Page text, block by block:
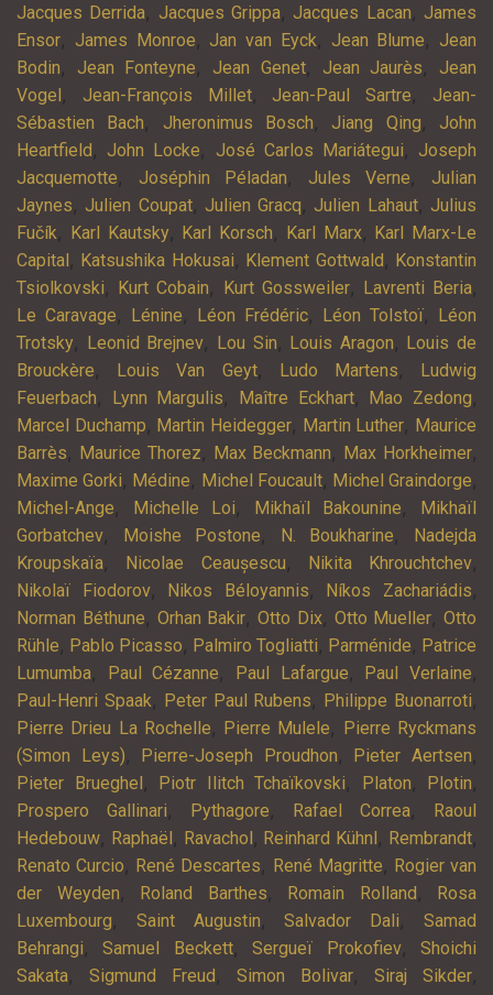
Jacques Derrida, Jacques Grippa, Jacques Lacan, James
Ensor, James Monroe, Jan van Eyck, Jean Blume, Jean
Bodin, Jean Fonteyne, Jean Genet, Jean Jaurès, Jean
Vogel , Jean-François Millet, Jean-Paul Sartre, Jean-
Sébastien Bach, Jheronimus Bosch, Jiang Qing, John
Heartfield , John Locke, José Carlos Mariátegui, Joseph
Jacquemotte, Joséphin Péladan, Jules Verne, Julian
Jaynes, Julien Coupat, Julien Gracq, Julien Lahaut, Julius
Fučík, Karl Kautsky, Karl Korsch, Karl Marx, Karl Marx-Le
Capital , Katsushika Hokusai, Klement Gottwald , Konstantin
Tsiolkovski, Kurt Cobain, Kurt Gossweiler, Lavrenti Beria,
Le Caravage, Lénine, Léon Frédéric, Léon Tolstoï,
Léon
Trotsky, Leonid Brejnev, Lou Sin, Louis Aragon, Louis de
Brouckère, Louis Van Geyt, Ludo Martens,
Ludwig
Feuerbach, Lynn Margulis, Maître Eckhart, Mao Zedong,
Marcel Duchamp, Martin Heidegger, Martin Luther, Maurice
Barrès, Maurice Thorez, Max Beckmann, Max Horkheimer,
Maxime Gorki, Médine, Michel Foucault, Michel Graindorge,
Michel-Ange, Michelle Loi, Mikhaïl Bakounine,
Mikhaïl
Gorbatchev, Moishe Postone, N. Boukharine,
Nadejda
Kroupskaïa, Nicolae Ceaușescu, Nikita Khrouchtchev,
Nikolaï Fiodorov, Nikos Béloyannis, Níkos Zachariádis,
Norman Béthune, Orhan Bakir, Otto Dix, Otto Mueller, Otto
Rühle, Pablo Picasso, Palmiro Togliatti, Parménide, Patrice
Lumumba, Paul Cézanne, Paul Lafargue, Paul Verlaine,
Paul-Henri Spaak, Peter Paul Rubens, Philippe Buonarroti,
Pierre Drieu La Rochelle, Pierre Mulele,
Pierre Ryckmans
(Simon Leys), Pierre-Joseph Proudhon, Pieter Aertsen,
Pieter Brueghel , Piotr Ilitch Tchaïkovski, Platon, Plotin,
Prospero Gallinari, Pythagore, Rafael Correa,
Raoul
Hedebouw, Raphaël , Ravachol , Reinhard Kühnl , Rembrandt,
Renato Curcio, René Descartes, René Magritte, Rogier van
der Weyden, Roland Barthes, Romain Rolland ,
Rosa
Luxembourg, Saint Augustin,Salvador Dali,Samad
Behrangi,Samuel Beckett,Sergueï Prokofiev,Shoichi
Sakata, Sigmund Freud , Simon Bolivar, Siraj Sikder,